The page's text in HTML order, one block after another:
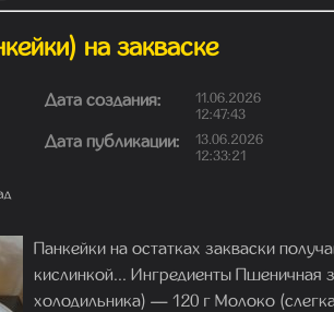
на закваске
Дата создания:
11.06.2026
12:47:43
Дата публикации:
13.06.2026
12:33:21
Панкейки на остатках закваски
кислинкой... Ингредиенты Пшеничная
холодильника) — 120 г Молоко